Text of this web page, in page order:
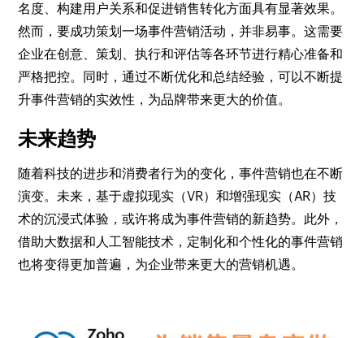
名度、构建用户关系和促进销售转化方面具有显著效果。
然而，要成功策划一场事件营销活动，并非易事。这需要
企业在创意、策划、执行和评估等各环节进行精心准备和
严格把控。同时，通过不断优化和总结经验，可以不断提
升事件营销的实效性，为品牌带来更大的价值。
未来趋势
随着科技的进步和消费者行为的变化，事件营销也在不断
演变。未来，基于虚拟现实（VR）和增强现实（AR）技
术的沉浸式体验，或许将成为事件营销的新趋势。此外，
借助大数据和人工智能技术，定制化和个性化的事件营销
也将变得更加普遍，为企业带来更大的营销机遇。